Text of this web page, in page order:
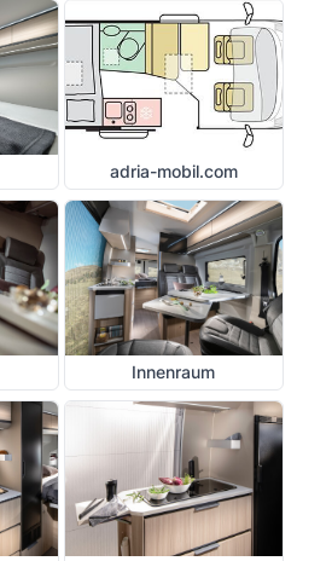
adria-mobil.com
Innenraum